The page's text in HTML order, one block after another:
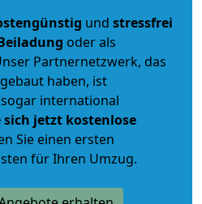
und stressfrei
oder als
Partnernetzwerk, das
haben, ist
international
sich jetzt kostenlose
Sie einen ersten
für Ihren Umzug.